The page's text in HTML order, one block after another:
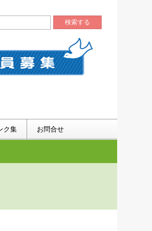
検索する
ク集 お問合せ